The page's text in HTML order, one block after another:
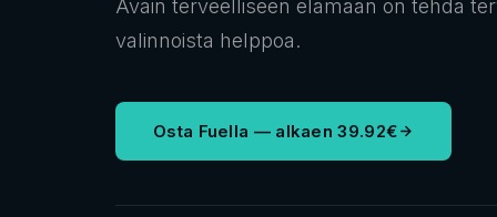
Avain terveelliseen elämään on tehdä
valinnoista helppoa.
Osta Fuella — alkaen 39.92€